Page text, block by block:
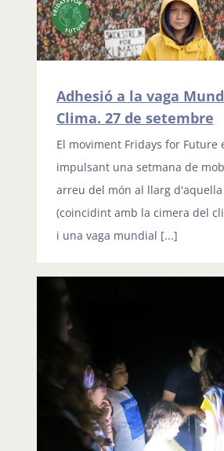
Adhesió a la vaga
Clima. 27 de setembre
El moviment Fridays for Future
impulsant una setmana de
arreu del món al llarg
(coincidint amb la cimera del
i una vaga mundial [...]